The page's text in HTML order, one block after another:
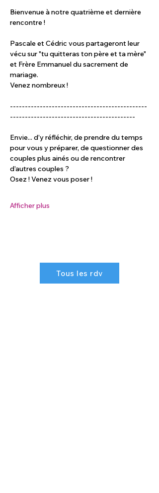
Bienvenue à notre quatrième et dernière
rencontre !
Pascale et Cédric vous partageront leur
vécu sur "tu quitteras ton père et ta mère"
et Frère Emmanuel du sacrement de
mariage.
Venez nombreux !
----------------------------------------------
------------------------------------------
Envie... d’y réfléchir, de prendre du temps
pour vous y préparer, de questionner des
couples plus ainés ou de rencontrer
d’autres couples ?
Osez ! Venez vous poser !
Afficher plus
Tous les rdv